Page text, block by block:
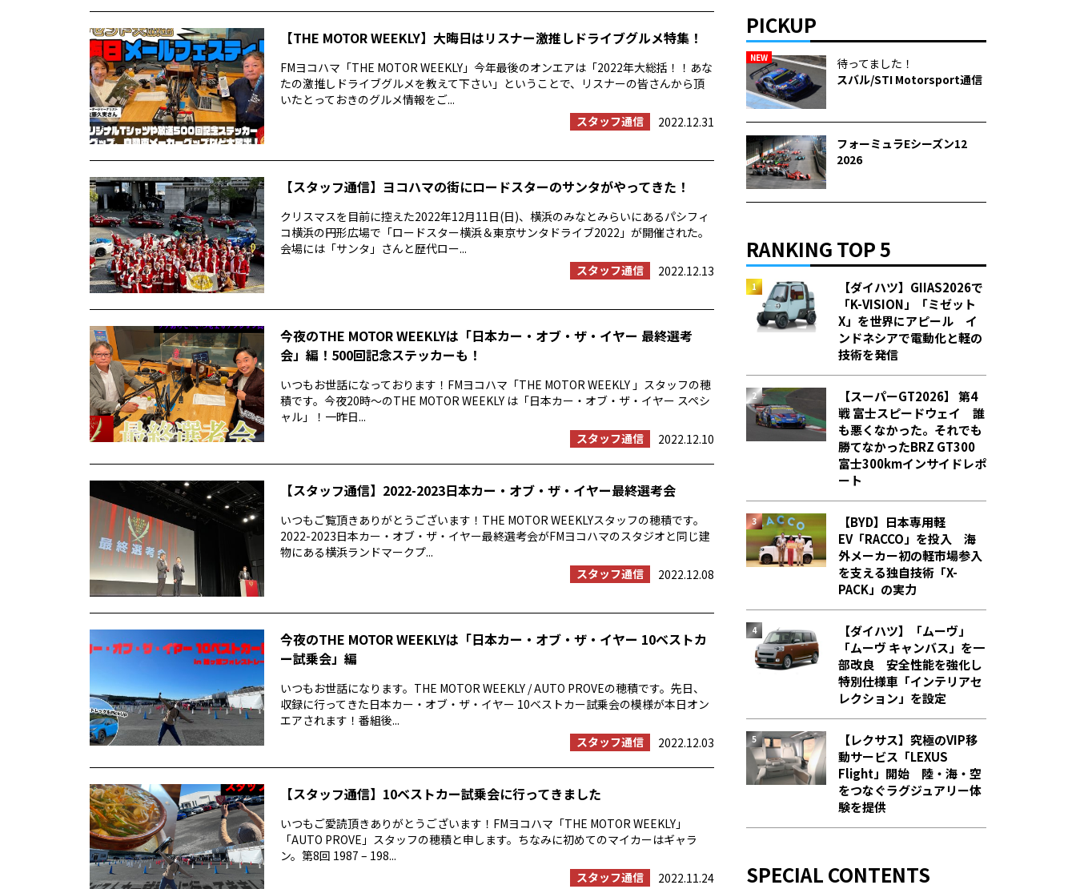
【THE MOTOR WEEKLY】大晦日はリスナー激推しドライブグルメ特集！
FMヨコハマ「THE MOTOR WEEKLY」今年最後のオンエアは「2022年大総括！！あな
たの激推しドライブグルメを教えて下さい」ということで、リスナーの皆さんから頂
いたとっておきのグルメ情報をご...
スタッフ通信
2022.12.31
【スタッフ通信】ヨコハマの街にロードスターのサンタがやってきた！
クリスマスを目前に控えた2022年12月11日(日)、横浜のみなとみらいにあるパシフィ
コ横浜の円形広場で「ロードスター横浜＆東京サンタドライブ2022」が開催された。
会場には「サンタ」さんと歴代ロー...
スタッフ通信
2022.12.13
今夜のTHE MOTOR WEEKLYは「日本カー・オブ・ザ・イヤー 最終選考
会」編！500回記念ステッカーも！
いつもお世話になっております！FMヨコハマ「THE MOTOR WEEKLY 」スタッフの穂
積です。今夜20時〜のTHE MOTOR WEEKLY は「日本カー・オブ・ザ・イヤー スペシ
ャル」！一昨日...
スタッフ通信
2022.12.10
【スタッフ通信】2022-2023日本カー・オブ・ザ・イヤー最終選考会
いつもご覧頂きありがとうございます！THE MOTOR WEEKLYスタッフの穂積です。
2022-2023日本カー・オブ・ザ・イヤー最終選考会がFMヨコハマのスタジオと同じ建
物にある横浜ランドマークプ...
スタッフ通信
2022.12.08
今夜のTHE MOTOR WEEKLYは「日本カー・オブ・ザ・イヤー 10ベストカ
ー試乗会」編
いつもお世話になります。THE MOTOR WEEKLY / AUTO PROVEの穂積です。先日、
収録に行ってきた日本カー・オブ・ザ・イヤー 10ベストカー試乗会の模様が本日オン
エアされます！番組後...
スタッフ通信
2022.12.03
【スタッフ通信】10ベストカー試乗会に行ってきました
いつもご愛読頂きありがとうございます！FMヨコハマ「THE MOTOR WEEKLY」
「AUTO PROVE」スタッフの穂積と申します。ちなみに初めてのマイカーはギャラ
ン。第8回 1987 – 198...
スタッフ通信
2022.11.24
PICKUP
NEW
待ってました！
スバル/STI Motorsport通信
フォーミュラEシーズン12
2026
RANKING TOP 5
【ダイハツ】GIIAS2026で
「K-VISION」「ミゼット
X」を世界にアピール イ
ンドネシアで電動化と軽の
技術を発信
【スーパーGT2026】 第4
戦 富士スピードウェイ 誰
も悪くなかった。それでも
勝てなかった――BRZ GT300
富士300kmインサイドレポ
ート
【BYD】日本専用軽
EV「RACCO」を投入 海
外メーカー初の軽市場参入
を支える独自技術「X-
PACK」の実力
【ダイハツ】「ムーヴ」
「ムーヴ キャンバス」を一
部改良 安全性能を強化し
特別仕様車「インテリアセ
レクション」を設定
【レクサス】究極のVIP移
動サービス「LEXUS
Flight」開始 陸・海・空
をつなぐラグジュアリー体
験を提供
SPECIAL CONTENTS